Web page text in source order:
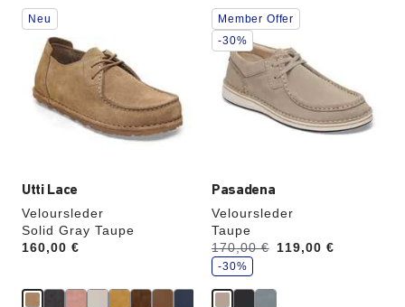
Utti Lace
Veloursleder
Solid Gray Taupe
Price:
160,00 €
Durch
Anklicken
Farben
werden
die
Produktbilder
aktualisiert.
Neu
Pasadena
Veloursleder
Taupe
Vorher:
170,00 €
Jetzt 119,00 €
S
p
a
r
e
-30%
Durch
Anklicken
der
Farben
werden
die
Produktbilder
aktualisiert.
Member Offer
-30%